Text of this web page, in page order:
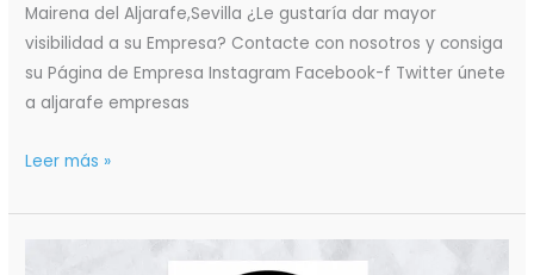
Mairena del Aljarafe,Sevilla ¿Le gustaría dar mayor
visibilidad a su Empresa? Contacte con nosotros y consiga
su Página de Empresa Instagram Facebook-f Twitter únete
a aljarafe empresas
Leer más »